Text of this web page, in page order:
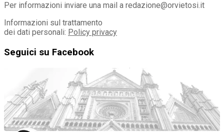
Per informazioni inviare una mail a redazione@orvietosi.it
Informazioni sul trattamento
dei dati personali: Policy privacy
Seguici su Facebook